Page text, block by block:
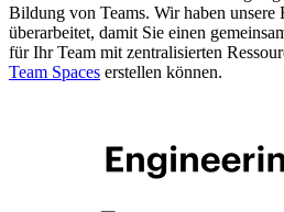
Bildung von Teams. Wir haben unsere
überarbeitet, damit Sie einen
für Ihr Team mit zentralisierten
Team Spaces erstellen können.